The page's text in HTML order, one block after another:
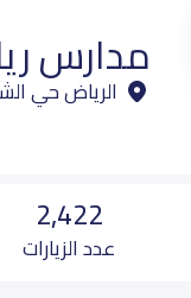
مدارس
الرياض حي
2,422
عدد الزيارات